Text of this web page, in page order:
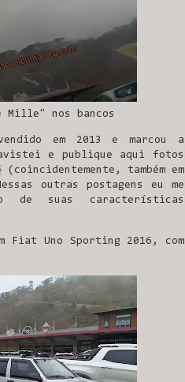
Mille" nos bancos
em 2013 e marcou a
e publique aqui fotos
(coincidentemente, também em
outras postagens eu me
de suas características
Fiat Uno Sporting 2016, com